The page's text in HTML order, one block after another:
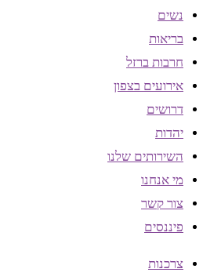
נשים
בריאות
חרבות ברזל
אירועים בצפון
דרושים
יהדות
השירותים שלנו
מי אנחנו
צור קשר
פיננסים
צרכנות